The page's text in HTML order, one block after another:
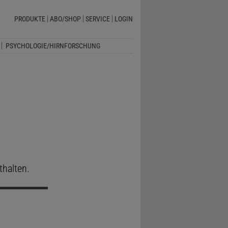
PRODUKTE ABO/SHOP SERVICE LOGIN
PSYCHOLOGIE/HIRNFORSCHUNG